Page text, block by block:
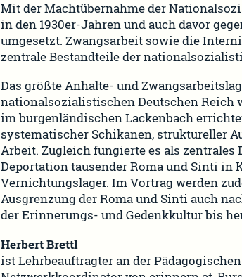
Mit der Machtübernahme der
in den 1930er-Jahren und auch davor
umgesetzt. Zwangsarbeit sowie die
zentrale Bestandteile der
Das größte Anhalte- und
nationalsozialistischen Deutschen Reich
im burgenländischen Lackenbach
systematischer Schikanen, struktureller
Arbeit. Zugleich fungierte es als zentrales
Deportation tausender Roma und Sinti in
Vernichtungslager. Im Vortrag werden
Ausgrenzung der Roma und Sinti auch
der Erinnerungs- und Gedenkkultur bis
Herbert Brettl
ist Lehrbeauftragter an der